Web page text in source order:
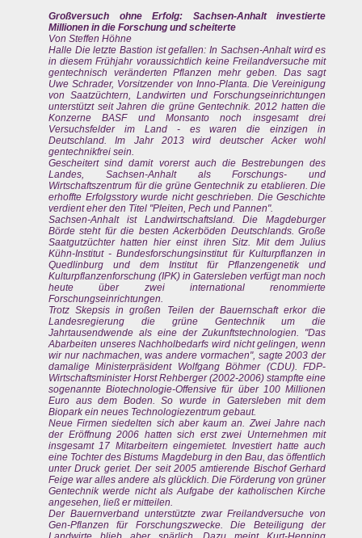
Großversuch ohne Erfolg: Sachsen-Anhalt investierte
Millionen in die Forschung und scheiterte
Von Steffen Höhne
Halle Die letzte Bastion ist gefallen: In Sachsen-Anhalt wird es
in diesem Frühjahr voraussichtlich keine Freilandversuche mit
gentechnisch veränderten Pflanzen mehr geben. Das sagt
Uwe Schrader, Vorsitzender von Inno-Planta. Die Vereinigung
von Saatzüchtern, Landwirten und Forschungseinrichtungen
unterstützt seit Jahren die grüne Gentechnik. 2012 hatten die
Konzerne BASF und Monsanto noch insgesamt drei
Versuchsfelder im Land - es waren die einzigen in
Deutschland. Im Jahr 2013 wird deutscher Acker wohl
gentechnikfrei sein.
Gescheitert sind damit vorerst auch die Bestrebungen des
Landes, Sachsen-Anhalt als Forschungs- und
Wirtschaftszentrum für die grüne Gentechnik zu etablieren. Die
erhoffte Erfolgsstory wurde nicht geschrieben. Die Geschichte
verdient eher den Titel "Pleiten, Pech und Pannen".
Sachsen-Anhalt ist Landwirtschaftsland. Die Magdeburger
Börde steht für die besten Ackerböden Deutschlands. Große
Saatgutzüchter hatten hier einst ihren Sitz. Mit dem Julius
Kühn-Institut - Bundesforschungsinstitut für Kulturpflanzen in
Quedlinburg und dem Institut für Pflanzengenetik und
Kulturpflanzenforschung (IPK) in Gatersleben verfügt man noch
heute über zwei international renommierte
Forschungseinrichtungen.
Trotz Skepsis in großen Teilen der Bauernschaft erkor die
Landesregierung die grüne Gentechnik um die
Jahrtausendwende als eine der Zukunftstechnologien. "Das
Abarbeiten unseres Nachholbedarfs wird nicht gelingen, wenn
wir nur nachmachen, was andere vormachen", sagte 2003 der
damalige Ministerpräsident Wolfgang Böhmer (CDU). FDP-
Wirtschaftsminister Horst Rehberger (2002-2006) stampfte eine
sogenannte Biotechnologie-Offensive für über 100 Millionen
Euro aus dem Boden. So wurde in Gatersleben mit dem
Biopark ein neues Technologiezentrum gebaut.
Neue Firmen siedelten sich aber kaum an. Zwei Jahre nach
der Eröffnung 2006 hatten sich erst zwei Unternehmen mit
insgesamt 17 Mitarbeitern eingemietet. Investiert hatte auch
eine Tochter des Bistums Magdeburg in den Bau, das öffentlich
unter Druck geriet. Der seit 2005 amtierende Bischof Gerhard
Feige war alles andere als glücklich. Die Förderung von grüner
Gentechnik werde nicht als Aufgabe der katholischen Kirche
angesehen, ließ er mitteilen.
Der Bauernverband unterstützte zwar Freilandversuche von
Gen-Pflanzen für Forschungszwecke. Die Beteiligung der